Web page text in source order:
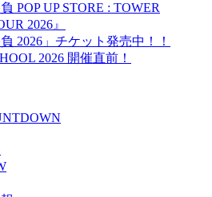
POP UP STORE : TOWER
2026』
2026」チケット発売中！！
2026 開催直前！